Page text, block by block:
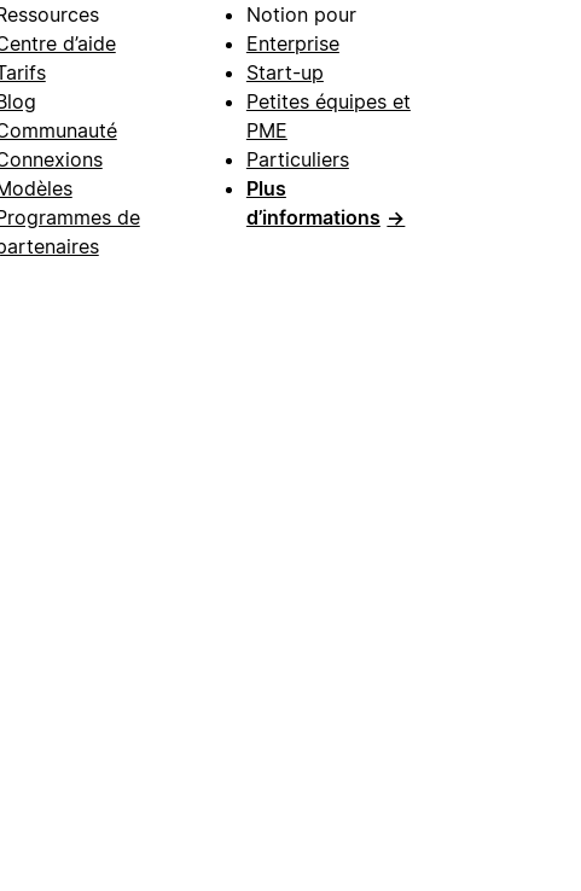
d’aide
de
Notion pour
Enterprise
Start-up
Petites équipes et
PME
Particuliers
Plus
d’informations →